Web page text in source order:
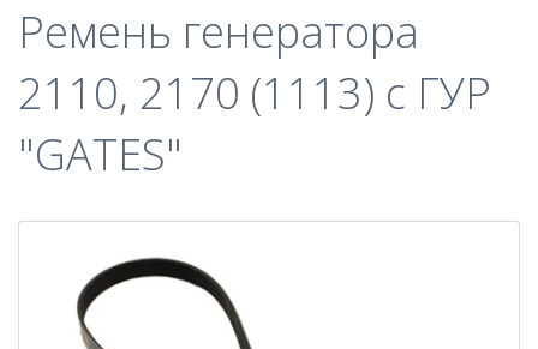
Ремень генератора
2110, 2170 (1113) с ГУР
"GATES"